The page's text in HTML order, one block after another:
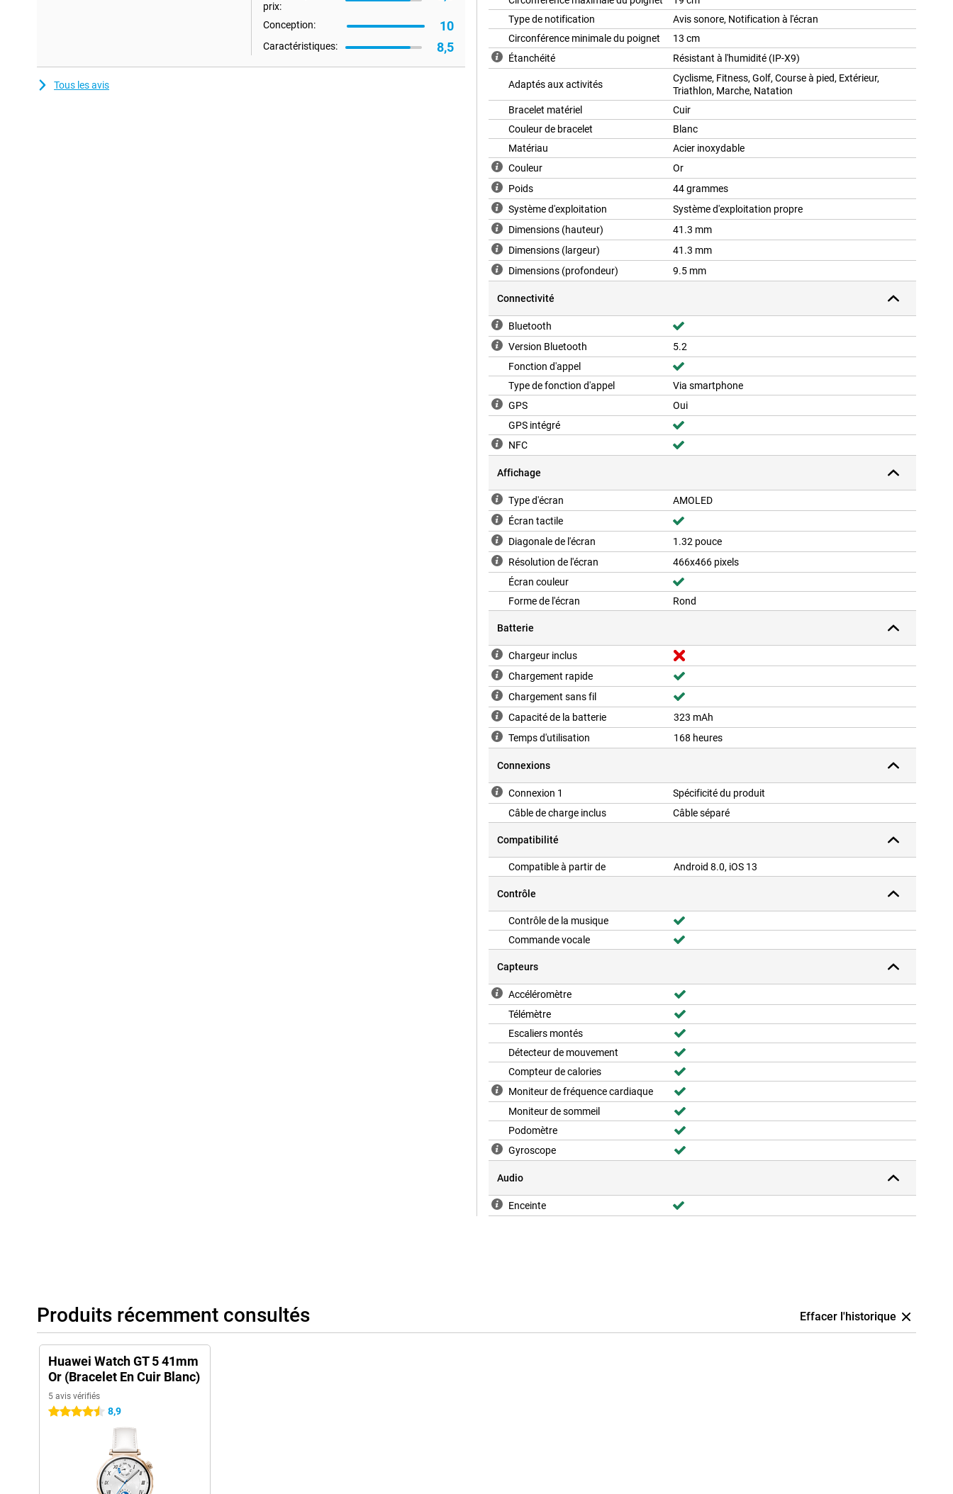
Avec la Huawei Watch GT 5, vous pouvez facilement surveiller votre santé et votre forme
physique. La smartwatch offre des fonctions telles que la surveillance de la fréquence cardiaque,
modes sportifs, notamment la course à pied, le cyclisme et la natation. Grâce au coaching en
temps réel et aux commentaires personnalisés, vous pouvez améliorer vos performances et
atteindre vos objectifs. Cette assistance fonctionne mieux lorsqu'elle est associée à l'application
Huawei.
prix:
Conception: 10
Caractéristiques: 8,5
Tous les avis
Type de notification
Avis sonore, Notification à l'écran
Circonférence minimale du poignet
13 cm
Étanchéité
Résistant à l'humidité (IP-X9)
Adaptés aux activités
Cyclisme, Fitness, Golf, Course à pied, Extérieur,
Triathlon, Marche, Natation
Bracelet matériel
Cuir
Couleur de bracelet
Blanc
Matériau
Acier inoxydable
Couleur
Or
Poids
44 grammes
Système d'exploitation
Système d'exploitation propre
Dimensions (hauteur)
41.3 mm
Dimensions (largeur)
41.3 mm
Dimensions (profondeur)
9.5 mm
Connectivité
Bluetooth
Version Bluetooth
5.2
Fonction d'appel
Type de fonction d'appel
Via smartphone
GPS
Oui
GPS intégré
NFC
Affichage
Type d'écran
AMOLED
Écran tactile
Diagonale de l'écran
1.32 pouce
Résolution de l'écran
466x466 pixels
Écran couleur
Forme de l'écran
Rond
Batterie
Chargeur inclus
Chargement rapide
Chargement sans fil
Capacité de la batterie
323 mAh
Temps d'utilisation
168 heures
Connexions
Connexion 1
Spécificité du produit
Câble de charge inclus
Câble séparé
Compatibilité
Compatible à partir de Android 8.0, iOS 13
Contrôle
Contrôle de la musique
Commande vocale
Capteurs
Accéléromètre
Télémètre
Escaliers montés
Détecteur de mouvement
Compteur de calories
Moniteur de fréquence cardiaque
Moniteur de sommeil
Podomètre
Gyroscope
Audio
Enceinte
Produits récemment consultés Effacer l'historique
Huawei Watch GT 5 41mm
Or (Bracelet En Cuir Blanc)
5 avis vérifiés
4.5 étoiles 8,9